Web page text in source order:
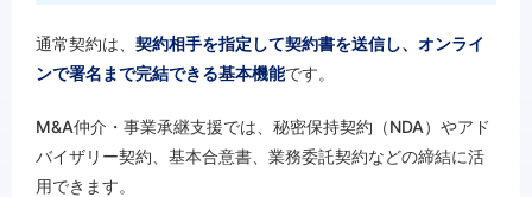
通常契約は、 契約相手を指定して契約書を送信し、オンライ
ンで署名まで完結できる基本機能です。
M&A仲介・事業承継支援では、秘密保持契約（NDA）やアド
バイザリー契約、基本合意書、業務委託契約などの締結に活
用できます。